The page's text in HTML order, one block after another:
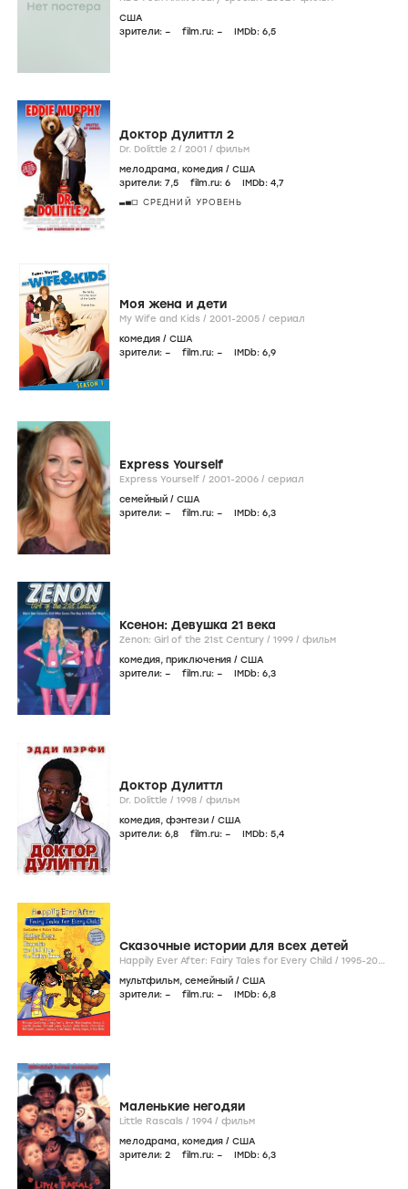
США
зрители: – film.ru: – IMDb: 6,5
Доктор Дулиттл 2
Dr. Dolittle 2 / 2001 / фильм
мелодрама, комедия / США
зрители: 7,5 film.ru: 6 IMDb: 4,7
СРЕДНИЙ УРОВЕНЬ
Моя жена и дети
My Wife and Kids / 2001-2005 / сериал
комедия / США
зрители: – film.ru: – IMDb: 6,9
Express Yourself
Express Yourself / 2001-2006 / сериал
семейный / США
зрители: – film.ru: – IMDb: 6,3
Ксенон: Девушка 21 века
Zenon: Girl of the 21st Century / 1999 / фильм
комедия, приключения / США
зрители: – film.ru: – IMDb: 6,3
Доктор Дулиттл
Dr. Dolittle / 1998 / фильм
комедия, фэнтези / США
зрители: 6,8 film.ru: – IMDb: 5,4
Сказочные истории для всех детей
Happily Ever After: Fairy Tales for Every Child / 1995-2000
мультфильм, семейный / США
зрители: – film.ru: – IMDb: 6,8
Маленькие негодяи
Little Rascals / 1994 / фильм
мелодрама, комедия / США
зрители: 2 film.ru: – IMDb: 6,3